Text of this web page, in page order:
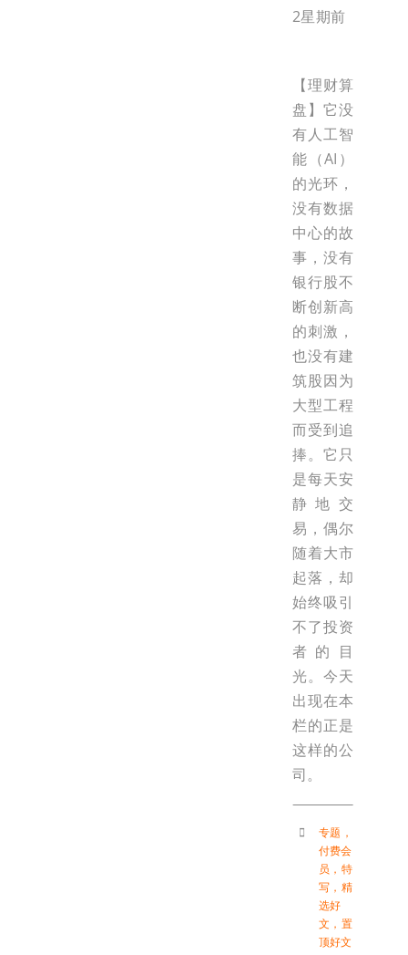
2星期前
【理财算
盘】它没
有人工智
能（AI）
的光环，
没有数据
中心的故
事，没有
银行股不
断创新高
的刺激，
也没有建
筑股因为
大型工程
而受到追
捧。它只
是每天安
静地交
易，偶尔
随着大市
起落，却
始终吸引
不了投资
者的目
光。今天
出现在本
栏的正是
这样的公
司。
专题 ，
付费会
员 ， 特
写 ， 精
选好
文 ， 置
顶好文